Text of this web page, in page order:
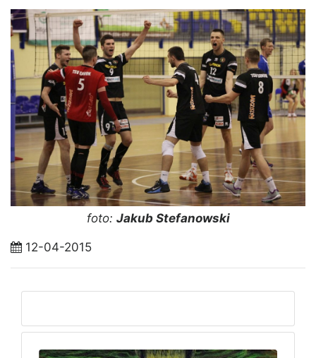
foto: Jakub Stefanowski
12-04-2015